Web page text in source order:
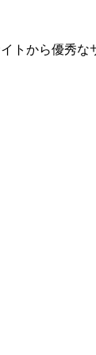
トから優秀